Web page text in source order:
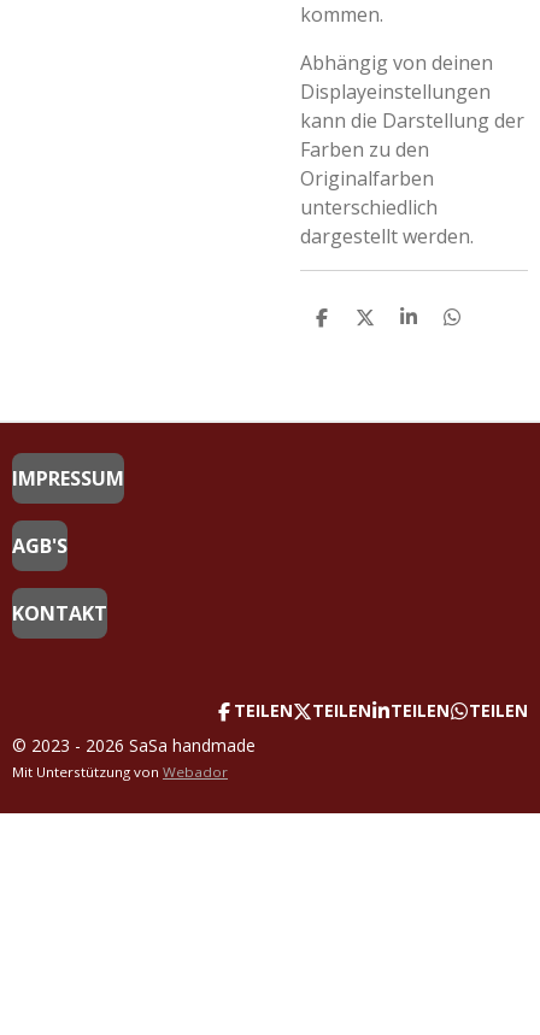
kommen.
Abhängig von deinen
Displayeinstellungen
kann die Darstellung der
Farben zu den
Originalfarben
unterschiedlich
dargestellt werden.
T
N
T
N
T
N
T
N
IMPRESSUM
AGB'S
KONTAKT
TEILEN TEILEN TEILEN
TEILEN
© 2023 - 2026 SaSa handmade
Mit Unterstützung von Webador